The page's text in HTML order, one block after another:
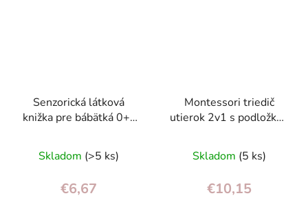
Senzorická látková
knižka pre bábätká 0+ |
zrkadlo, hryzadlo, štítky
Skladom (>5 ks)
€6,67
Montessori triedič
utierok 2v1 s podložkou
rozvoj motoriky pre deti
Skladom (5 ks)
€10,15